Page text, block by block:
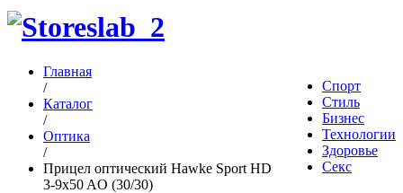
Спорт
Стиль
Бизнес
Технологии
Здоровье
Секс
Главная
/
Каталог
/
Оптика
/
Прицел оптический Hawke Sport HD
3-9x50 AO (30/30)